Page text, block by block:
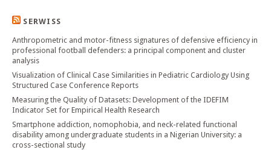
SERWISS
Anthropometric and motor-fitness signatures of defensive efficiency in
professional football defenders: a principal component and cluster
analysis
Visualization of Clinical Case Similarities in Pediatric Cardiology Using
Structured Case Conference Reports
Measuring the Quality of Datasets: Development of the IDEFIM
Indicator Set for Empirical Health Research
Smartphone addiction, nomophobia, and neck-related functional
disability among undergraduate students in a Nigerian University: a
cross-sectional study